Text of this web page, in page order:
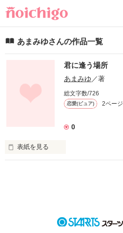
あまみゆさんの作品一覧
君に逢う場所
あまみゆ ／著
総文字数/726
恋愛(ピュア) 2ページ
0
表紙を見る